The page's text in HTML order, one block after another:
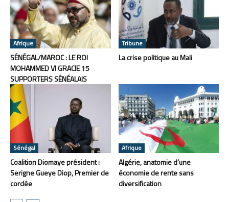
Afrique
SÉNÉGAL/MAROC : LE ROI
MOHAMMED VI GRACIE 15
SUPPORTERS SÉNÉALAIS
Tribune
La crise politique au Mali
Sénégal
Coalition Diomaye président :
Serigne Gueye Diop, Premier de
cordée
Afrique
Algérie, anatomie d’une
économie de rente sans
diversification